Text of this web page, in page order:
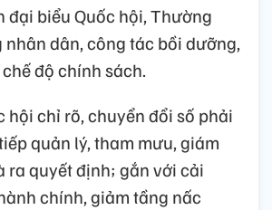
đại biểu Quốc hội, Thường
dân, công tác bồi dưỡng,
độ chính sách.
hội chỉ rõ, chuyển đổi số phải
quản lý, tham mưu, giám
ra quyết định; gắn với cải
chính, giảm tầng nấc